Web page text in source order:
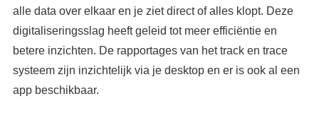
alle data over elkaar en je ziet direct of alles klopt. Deze
digitaliseringsslag heeft geleid tot meer efficiëntie en
betere inzichten. De rapportages van het track en trace
systeem zijn inzichtelijk via je desktop en er is ook al een
app beschikbaar.